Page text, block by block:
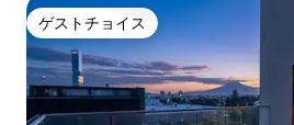
ゲストチョイス
ゲストチョイス